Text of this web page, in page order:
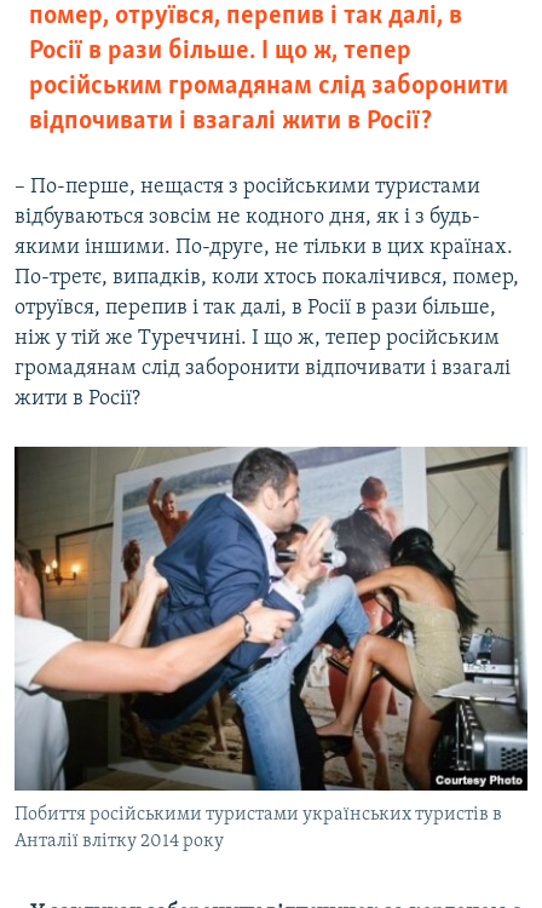
помер, отруївся, перепив і так далі, в
Росії в рази більше. І що ж, тепер
російським громадянам слід заборонити
відпочивати і взагалі жити в Росії?
– По-перше, нещастя з російськими туристами
відбуваються зовсім не кодного дня, як і з будь-
якими іншими. По-друге, не тільки в цих країнах.
По-третє, випадків, коли хтось покалічився, помер,
отруївся, перепив і так далі, в Росії в рази більше,
ніж у тій же Туреччині. І що ж, тепер російським
громадянам слід заборонити відпочивати і взагалі
жити в Росії?
Побиття російськими туристами українських туристів в
Анталії влітку 2014 року